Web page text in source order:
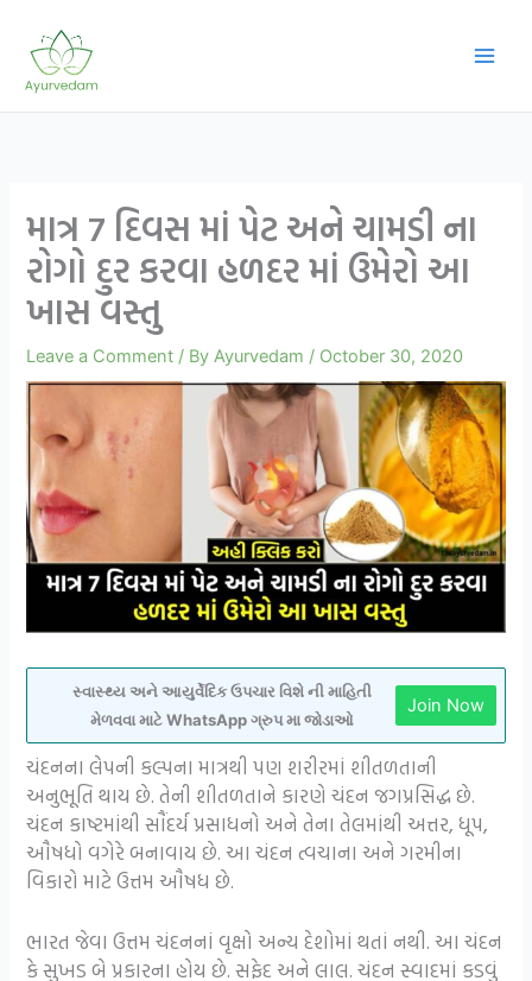
content
માત્ર 7 દિવસ માં પેટ અને ચામડી ના
રોગો દુર કરવા હળદર માં ઉમેરો આ
ખાસ વસ્તુ
Leave a Comment / ByAyurvedam / October 30, 2020
સ્વાસ્થ્ય અને આયુર્વેદિક ઉપચાર વિશે ની માહિતી
મેળવવા માટે WhatsApp ગ્રુપ મા જોડાઓ
Join Now
ચંદનના લેપની કલ્પના માત્રથી પણ શરીરમાં શીતળતાની
અનુભૂતિ થાય છે. તેની શીતળતાને કારણે ચંદન જગપ્રસિદ્ધ છે.
ચંદન કાષ્ટમાંથી સૌંદર્ય પ્રસાધનો અને તેના તેલમાંથી અત્તર, ધૂપ,
ઔષધો વગેરે બનાવાય છે. આ ચંદન ત્વચાના અને ગરમીના
વિકારો માટે ઉત્તમ ઔષધ છે.
ભારત જેવા ઉત્તમ ચંદનનાં વૃક્ષો અન્ય દેશોમાં થતાં નથી. આ ચંદન
કે સુખડ બે પ્રકારના હોય છે. સફેદ અને લાલ. ચંદન સ્વાદમાં કડવું